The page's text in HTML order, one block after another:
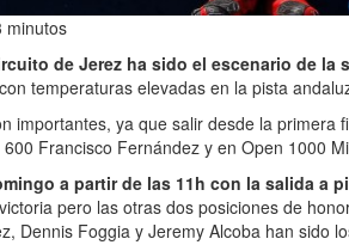
minutos
de Jerez ha sido el escenario de la
temperaturas elevadas en la pista
importantes, ya que salir desde la
Francisco Fernández y en Open 1000
a partir de las 11h con la salida a
pero las otras dos posiciones de
Dennis Foggia y Jeremy Alcoba han sido